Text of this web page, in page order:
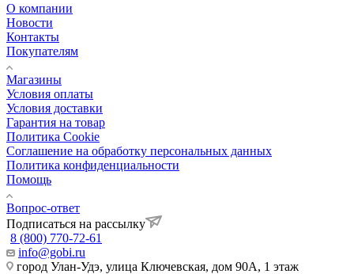
О компании
Новости
Контакты
Покупателям
Магазины
Условия оплаты
Условия доставки
Гарантия на товар
Политика Cookie
Соглашение на обработку персональных данных
Политика конфиденциальности
Помощь
Вопрос-ответ
Подписаться на рассылку
8 (800) 770-72-61
info@gobi.ru
город Улан-Удэ, улица Ключевская, дом 90А, 1 этаж